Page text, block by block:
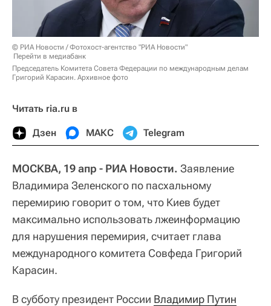
© РИА Новости / Фотохост-агентство "РИА Новости"
Перейти в медиабанк
Председатель Комитета Совета Федерации по международным делам
Григорий Карасин. Архивное фото
Читать ria.ru в
Дзен МАКС Telegram
МОСКВА, 19 апр - РИА Новости. Заявление
Владимира Зеленского по пасхальному
перемирию говорит о том, что Киев будет
максимально использовать лжеинформацию
для нарушения перемирия, считает глава
международного комитета Совфеда Григорий
Карасин.
В субботу президент России Владимир Путин